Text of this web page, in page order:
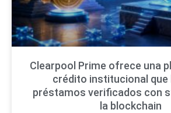
Clearpool Prime ofrece una
crédito institucional que
préstamos verificados con
la blockchain